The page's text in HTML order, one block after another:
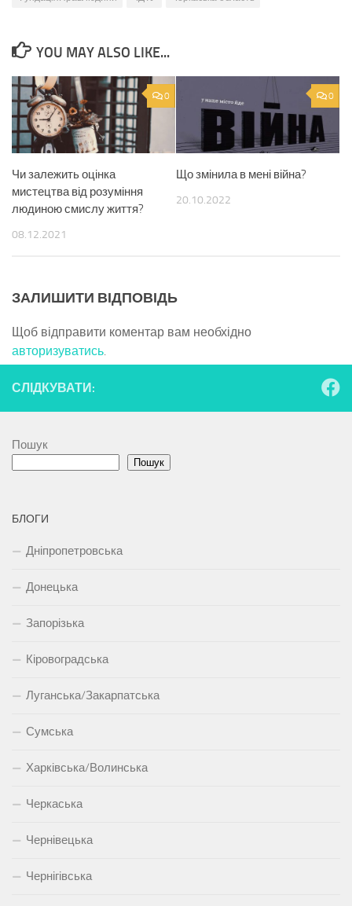
YOU MAY ALSO LIKE...
0
Чи залежить оцінка
мистецтва від розуміння
людиною смислу життя?
08.12.2021
0
Що змінила в мені війна?
20.10.2022
ЗАЛИШИТИ ВІДПОВІДЬ
Щоб відправити коментар вам необхідно
авторизуватись.
СЛІДКУВАТИ:
Пошук
Пошук
БЛОГИ
Дніпропетровська
Донецька
Запорізька
Кіровоградська
Луганська/Закарпатська
Сумська
Харківська/Волинська
Черкаська
Чернівецька
Чернігівська